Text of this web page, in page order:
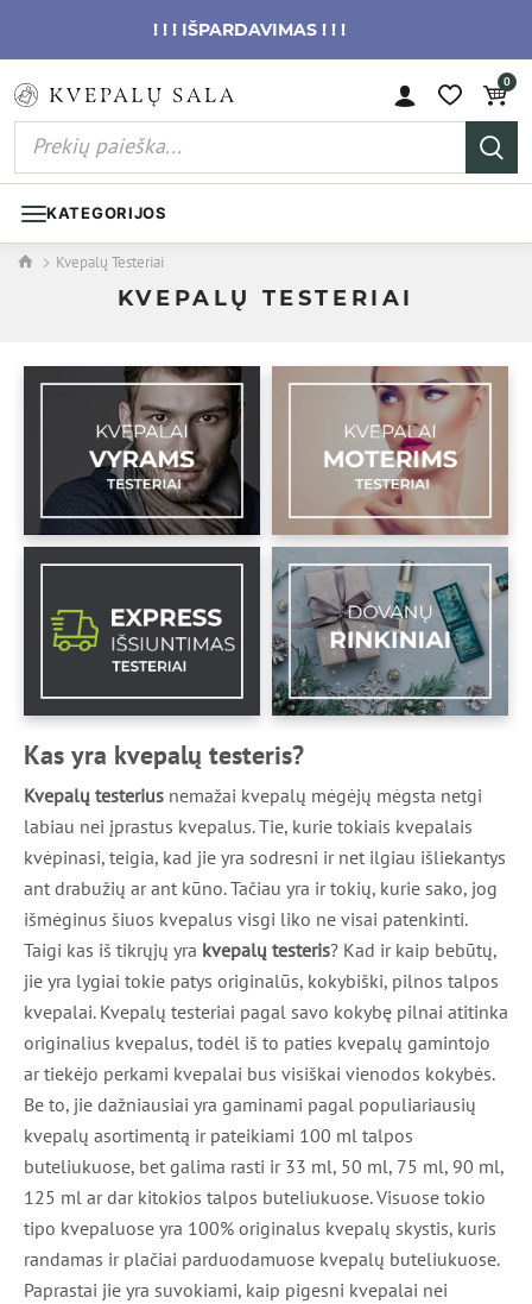
! ! ! IŠPARDAVIMAS ! ! !
0
KATEGORIJOS
Kvepalų Testeriai
KVEPALŲ TESTERIAI
Kas yra kvepalų testeris?
Kvepalų testerius nemažai kvepalų mėgėjų mėgsta netgi
labiau nei įprastus kvepalus. Tie, kurie tokiais kvepalais
kvėpinasi, teigia, kad jie yra sodresni ir net ilgiau išliekantys
ant drabužių ar ant kūno. Tačiau yra ir tokių, kurie sako, jog
išmėginus šiuos kvepalus visgi liko ne visai patenkinti.
Taigi kas iš tikrųjų yra kvepalų testeris? Kad ir kaip bebūtų,
jie yra lygiai tokie patys originalūs, kokybiški, pilnos talpos
kvepalai. Kvepalų testeriai pagal savo kokybę pilnai atitinka
originalius kvepalus, todėl iš to paties kvepalų gamintojo
ar tiekėjo perkami kvepalai bus visiškai vienodos kokybės.
Be to, jie dažniausiai yra gaminami pagal populiariausių
kvepalų asortimentą ir pateikiami 100 ml talpos
buteliukuose, bet galima rasti ir 33 ml, 50 ml, 75 ml, 90 ml,
125 ml ar dar kitokios talpos buteliukuose. Visuose tokio
tipo kvepaluose yra 100% originalus kvepalų skystis, kuris
randamas ir plačiai parduodamuose kvepalų buteliukuose.
Paprastai jie yra suvokiami, kaip pigesni kvepalai nei